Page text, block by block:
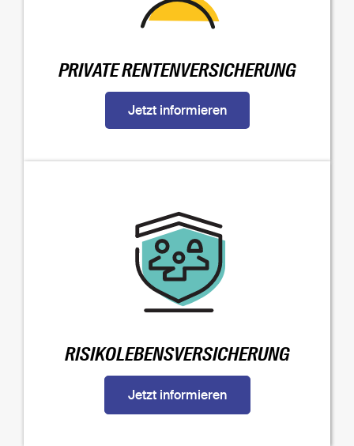
PRIVATE RENTENVERSICHERUNG
Jetzt informieren
RISIKOLEBENSVERSICHERUNG
Jetzt informieren